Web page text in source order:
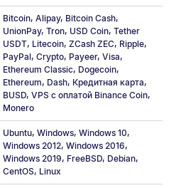
Bitcoin,Alipay, Bitcoin Cash,
UnionPay,Tron, USD Coin,Tether
USDT, Litecoin,ZCash ZEC, Ripple,
PayPal,Crypto, Payeer,Visa,
Ethereum Classic, Dogecoin,
Ethereum, Dash, Кредитная карта,
BUSD,VPS с оплатой Binance Coin,
Monero
Ubuntu,Windows,Windows 10,
Windows 2012,Windows 2016,
Windows 2019, FreeBSD, Debian,
CentOS, Linux